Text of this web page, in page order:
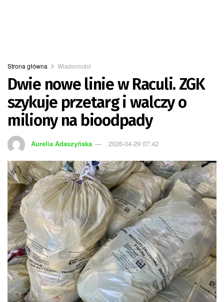
Strona główna Wiadomości
Dwie nowe linie w Raculi. ZGK
szykuje przetarg i walczy o
miliony na bioodpady
Aurelia Adaszyńska 2026-04-29 07:42